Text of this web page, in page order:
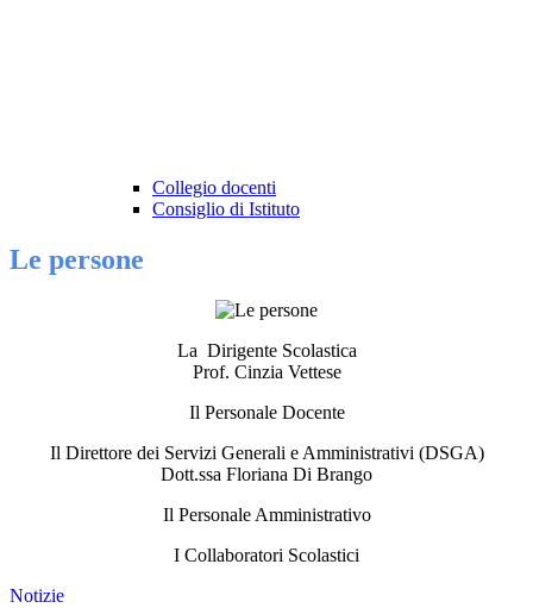
Collegio docenti
Consiglio di Istituto
Le persone
La Dirigente Scolastica
Prof. Cinzia Vettese
Il Personale Docente
Il Direttore dei Servizi Generali e Amministrativi (DSGA)
Dott.ssa Floriana Di Brango
Il Personale Amministrativo
I Collaboratori Scolastici
Notizie